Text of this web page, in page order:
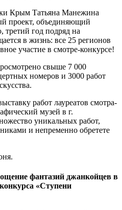
Крым Татьяна Манежина
проект, объединяющий
год подряд на
в жизнь: все 25 регионов
участие в смотре-конкурсе!
свыше 7 000
номеров и 3000 работ
работ лауреатов смотра-
музей в г.
уникальных работ,
и непременно обретете
фантазий джанкойцев в
«Ступени